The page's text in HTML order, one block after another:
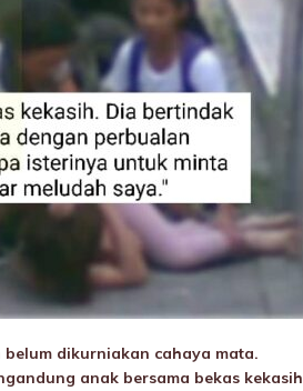
dikurniakan cahaya mata.
anak bersama bekas kekasih